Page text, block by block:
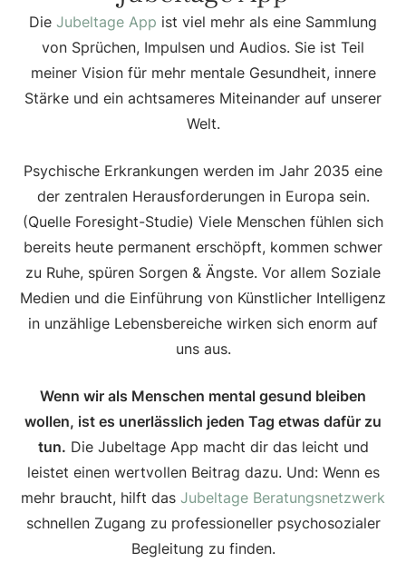
Die Jubeltage App ist viel mehr als eine Sammlung
von Sprüchen, Impulsen und Audios. Sie ist Teil
meiner Vision für mehr mentale Gesundheit, innere
Stärke und ein achtsameres Miteinander auf unserer
Welt.
Psychische Erkrankungen werden im Jahr 2035 eine
der zentralen Herausforderungen in Europa sein.
(Quelle Foresight-Studie) Viele Menschen fühlen sich
bereits heute permanent erschöpft, kommen schwer
zu Ruhe, spüren Sorgen & Ängste. Vor allem Soziale
Medien und die Einführung von Künstlicher Intelligenz
in unzählige Lebensbereiche wirken sich enorm auf
uns aus.
Wenn wir als Menschen mental gesund bleiben
wollen, ist es unerlässlich jeden Tag etwas dafür zu
tun. Die Jubeltage App macht dir das leicht und
leistet einen wertvollen Beitrag dazu. Und: Wenn es
mehr braucht, hilft das Jubeltage Beratungsnetzwerk
schnellen Zugang zu professioneller psychosozialer
Begleitung zu finden.